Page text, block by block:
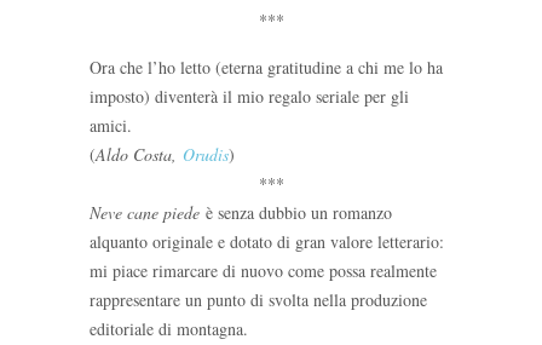
***
Ora che l’ho letto (eterna gratitudine a chi me lo ha
imposto) diventerà il mio regalo seriale per gli
amici.
(Aldo Costa, Orudis)
***
Neve cane piede è senza dubbio un romanzo
alquanto originale e dotato di gran valore letterario:
mi piace rimarcare di nuovo come possa realmente
rappresentare un punto di svolta nella produzione
editoriale di montagna.